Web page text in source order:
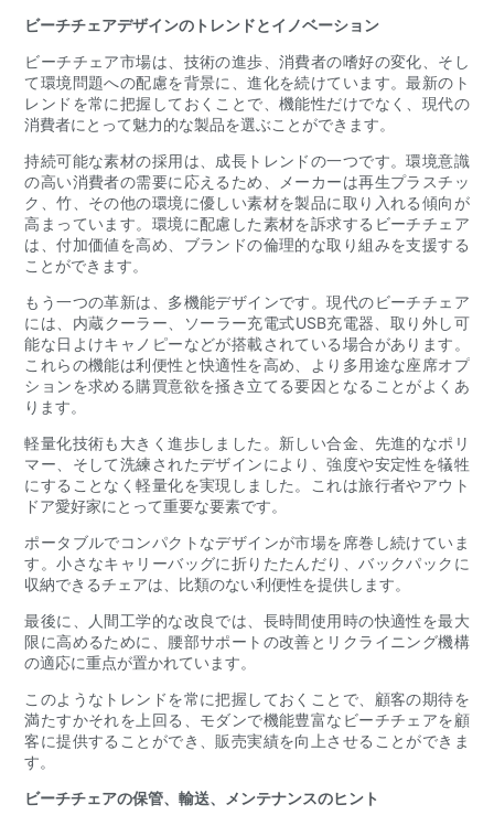
ビーチチェアデザインのトレンドとイノベーション
ビーチチェア市場は、技術の進歩、消費者の嗜好の変化、そし
て環境問題への配慮を背景に、進化を続けています。最新のト
レンドを常に把握しておくことで、機能性だけでなく、現代の
消費者にとって魅力的な製品を選ぶことができます。
持続可能な素材の採用は、成長トレンドの一つです。環境意識
の高い消費者の需要に応えるため、メーカーは再生プラスチッ
ク、竹、その他の環境に優しい素材を製品に取り入れる傾向が
高まっています。環境に配慮した素材を訴求するビーチチェア
は、付加価値を高め、ブランドの倫理的な取り組みを支援する
ことができます。
もう一つの革新は、多機能デザインです。現代のビーチチェア
には、内蔵クーラー、ソーラー充電式USB充電器、取り外し可
能な日よけキャノピーなどが搭載されている場合があります。
これらの機能は利便性と快適性を高め、より多用途な座席オプ
ションを求める購買意欲を掻き立てる要因となることがよくあ
ります。
軽量化技術も大きく進歩しました。新しい合金、先進的なポリ
マー、そして洗練されたデザインにより、強度や安定性を犠牲
にすることなく軽量化を実現しました。これは旅行者やアウト
ドア愛好家にとって重要な要素です。
ポータブルでコンパクトなデザインが市場を席巻し続けていま
す。小さなキャリーバッグに折りたたんだり、バックパックに
収納できるチェアは、比類のない利便性を提供します。
最後に、人間工学的な改良では、長時間使用時の快適性を最大
限に高めるために、腰部サポートの改善とリクライニング機構
の適応に重点が置かれています。
このようなトレンドを常に把握しておくことで、顧客の期待を
満たすかそれを上回る、モダンで機能豊富なビーチチェアを顧
客に提供することができ、販売実績を向上させることができま
す。
ビーチチェアの保管、輸送、メンテナンスのヒント